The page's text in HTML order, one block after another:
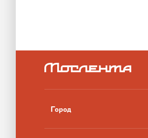
Город